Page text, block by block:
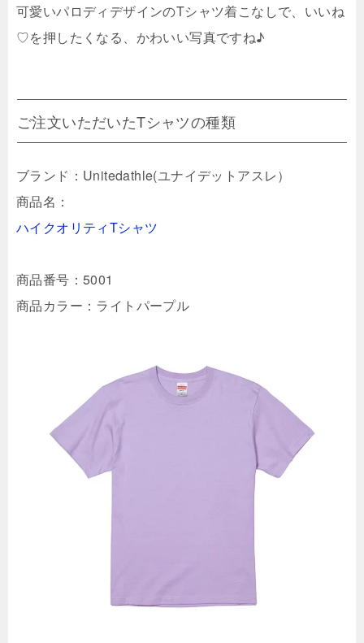
可愛いパロディデザインのTシャツ着こなしで、いいね
♡を押したくなる、かわいい写真ですね♪
ご注文いただいたTシャツの種類
ブランド：Unitedathle(ユナイデットアスレ）
商品名：
ハイクオリティTシャツ
商品番号：5001
商品カラー：ライトパープル